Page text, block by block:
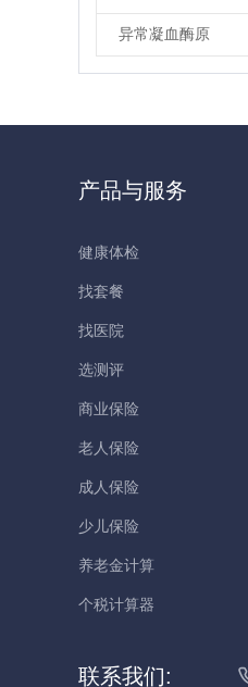
异常凝血酶原
产品与服务
健康体检
找套餐
找医院
选测评
商业保险
老人保险
成人保险
少儿保险
养老金计算
个税计算器
联系我们: